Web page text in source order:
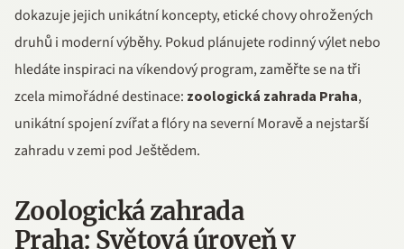
dokazuje jejich unikátní koncepty, etické chovy ohrožených
druhů i moderní výběhy. Pokud plánujete rodinný výlet nebo
hledáte inspiraci na víkendový program, zaměřte se na tři
zcela mimořádné destinace: zoologická zahrada Praha,
unikátní spojení zvířat a flóry na severní Moravě a nejstarší
zahradu v zemi pod Ještědem.
Zoologická zahrada
Praha: Světová úroveň v